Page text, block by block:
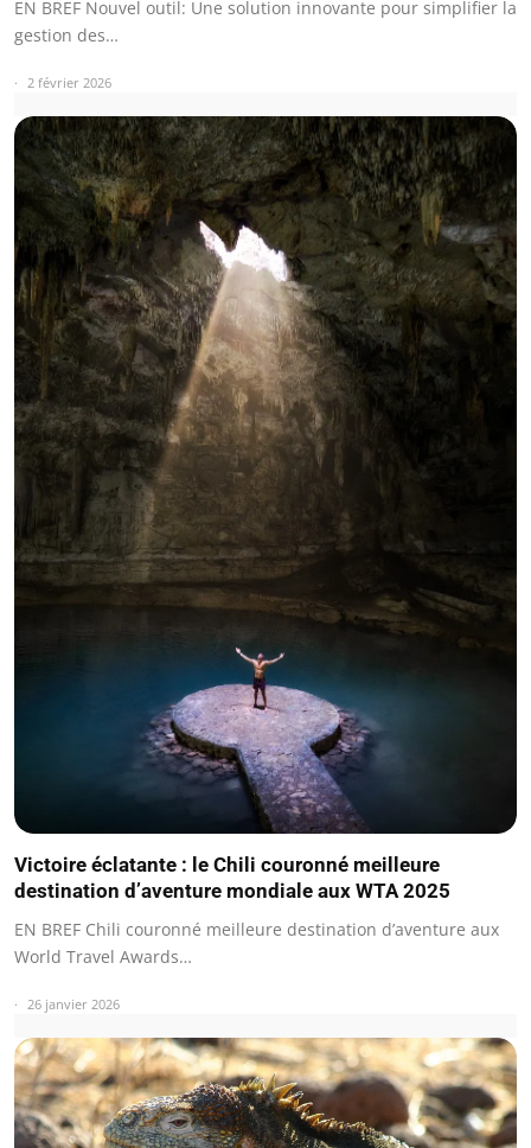
EN BREF Nouvel outil: Une solution innovante pour simplifier la
gestion des…
2 février 2026
Victoire éclatante : le Chili couronné meilleure
destination d’aventure mondiale aux WTA 2025
EN BREF Chili couronné meilleure destination d’aventure aux
World Travel Awards…
26 janvier 2026